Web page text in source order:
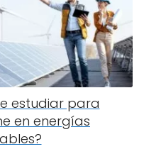
estudiar para
en energías